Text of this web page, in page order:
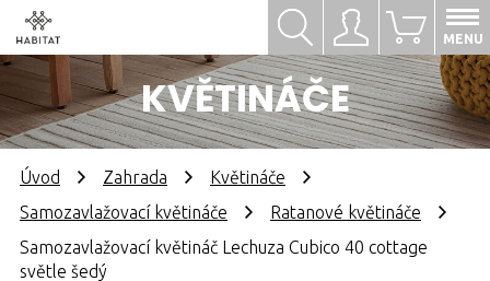
Přihlásit se
KVĚTINÁČE
0
MENU
Hledat
Úvod Zahrada
Květináče
Samozavlažovací květináče
Ratanové květináče
Samozavlažovací květináč Lechuza Cubico 40 cottage
světle šedý